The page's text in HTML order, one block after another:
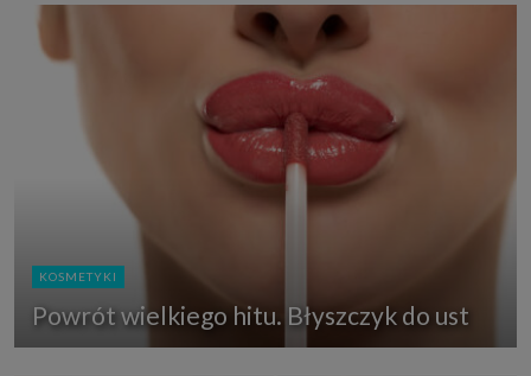
KOSMETYKI
Powrót wielkiego hitu. Błyszczyk do ust